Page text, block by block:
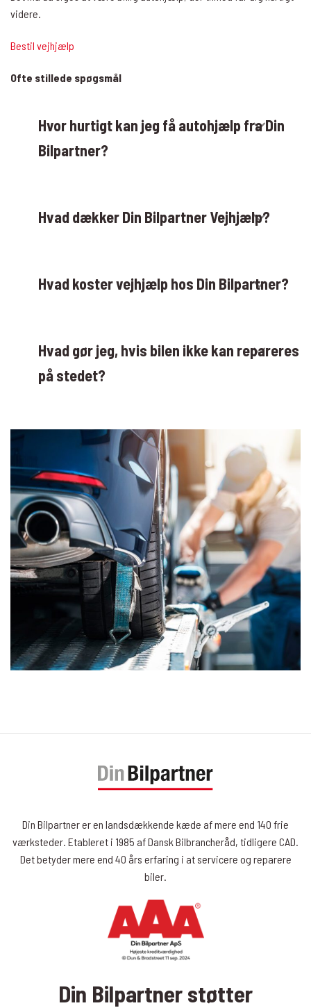
videre.
Bestil vejhjælp
Ofte stillede spøgsmål
Hvor hurtigt kan jeg få autohjælp fra Din
Bilpartner?
Hvad dækker Din Bilpartner Vejhjælp?
Hvad koster vejhjælp hos Din Bilpartner?
Hvad gør jeg, hvis bilen ikke kan repareres
på stedet?
Din Bilpartner er en landsdækkende kæde af mere end 140 frie
værksteder. Etableret i 1985 af Dansk Bilbrancheråd, tidligere CAD.
Det betyder mere end 40 års erfaring i at servicere og reparere
biler.
Din Bilpartner støtter